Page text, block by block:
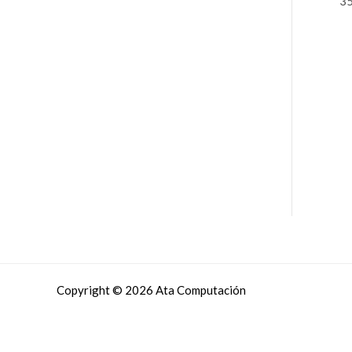
Copyright © 2026 Ata Computación